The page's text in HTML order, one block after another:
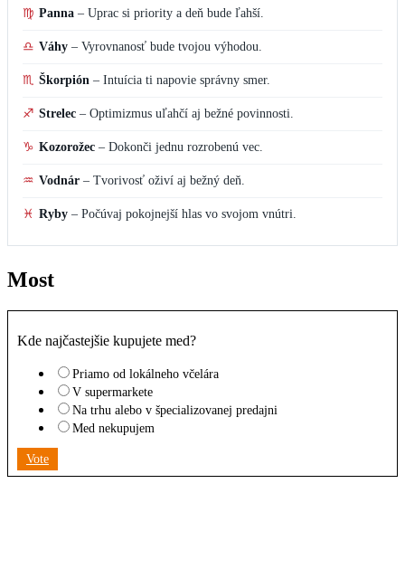
♍ Panna – Uprac si priority a deň bude ľahší.
♎ Váhy – Vyrovnanosť bude tvojou výhodou.
♏ Škorpión – Intuícia ti napovie správny smer.
♐ Strelec – Optimizmus uľahčí aj bežné povinnosti.
♑ Kozorožec – Dokonči jednu rozrobenú vec.
♒ Vodnár – Tvorivosť oživí aj bežný deň.
♓ Ryby – Počúvaj pokojnejší hlas vo svojom vnútri.
Most
Kde najčastejšie kupujete med?
Priamo od lokálneho včelára
V supermarkete
Na trhu alebo v špecializovanej predajni
Med nekupujem
Vote